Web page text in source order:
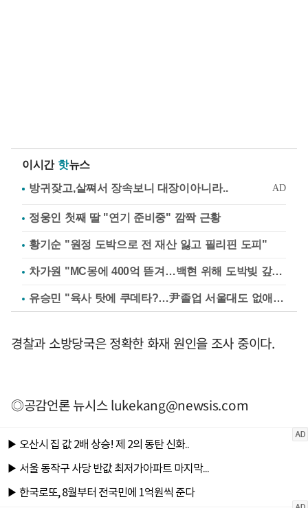
이시간 핫뉴스
정웅인 첫째 딸 "연기 준비중" 깜짝 근황
황기순 "원정 도박으로 전 재산 잃고 필리핀 도피"
차가원 "MC몽에 400억 뜯겨…백현 위해 도박빚 갚아줘"
유승민 "육사 탓에 쿠데타?…尹졸업 서울대도 없애나"
경찰과 소방당국은 정확한 화재 원인을 조사 중이다.
◎공감언론 뉴시스lukekang@newsis.com